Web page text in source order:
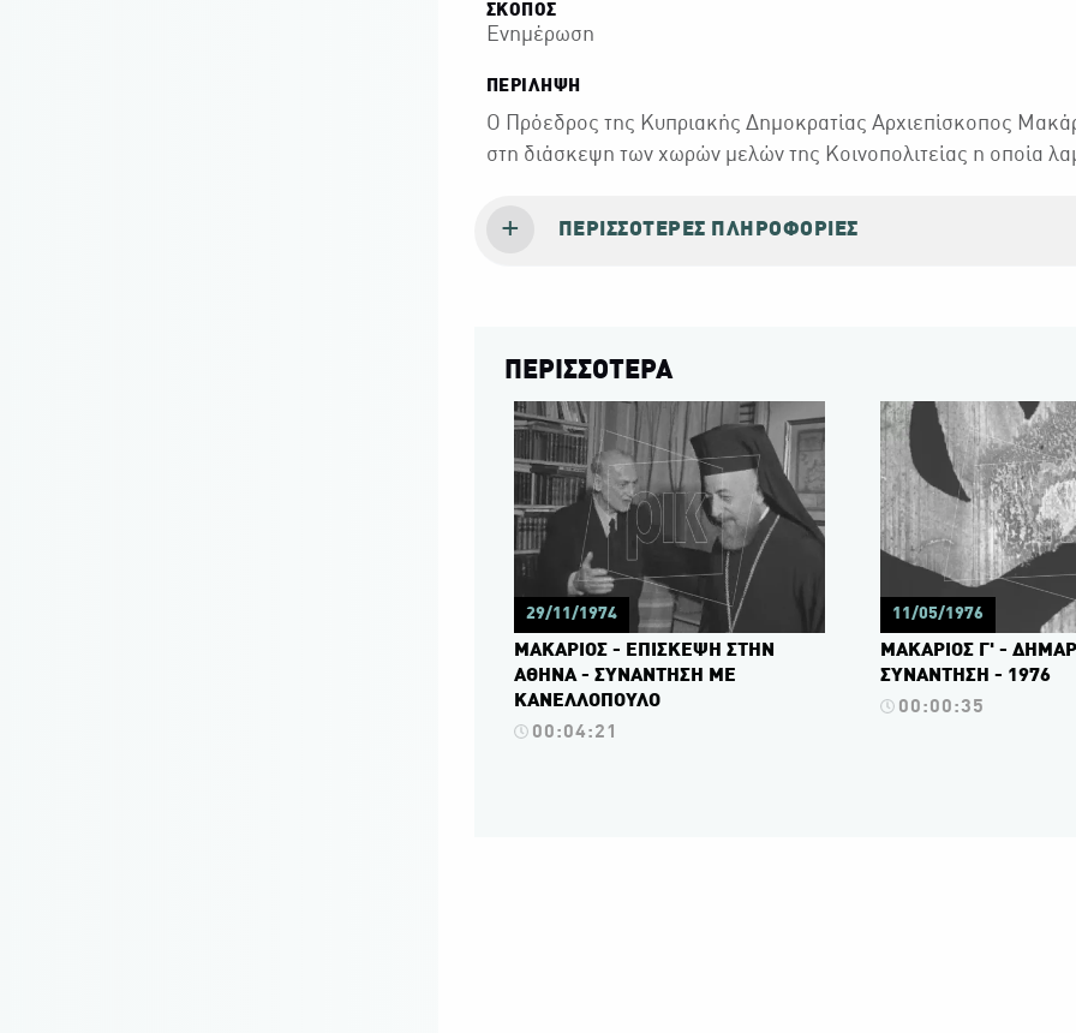
ΣΚΟΠΟΣ
Ενημέρωση
ΠΕΡΙΛΗΨΗ
Ο Πρόεδρος της Κυπριακής Δημοκρατίας Αρχιεπίσκοπος
στη διάσκεψη των χωρών μελών της Κοινοπολιτείας η οποία
ΠΕΡΙΣΣΌΤΕΡΕΣ ΠΛΗΡΟΦΟΡΊΕΣ
ΠΕΡΙΣΣΟΤΕΡΑ
29/11/1974
ΜΑΚΑΡΙΟΣ - ΕΠΙΣΚΕΨΗ ΣΤΗΝ
ΑΘΗΝΑ - ΣΥΝΑΝΤΗΣΗ ΜΕ
ΚΑΝΕΛΛΟΠΟΥΛΟ
00:04:21
11/05/1976
ΜΑΚΑΡΙΟΣ Γ' -
ΣΥΝΑΝΤΗΣΗ - 1976
00:00:35